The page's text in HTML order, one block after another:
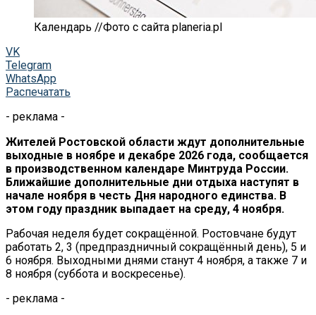
Календарь //Фото с сайта planeria.pl
VK
Telegram
WhatsApp
Распечатать
- реклама -
Жителей Ростовской области ждут дополнительные
выходные в ноябре и декабре 2026 года, сообщается
в производственном календаре Минтруда России.
Ближайшие дополнительные дни отдыха наступят в
начале ноября в честь Дня народного единства. В
этом году праздник выпадает на среду, 4 ноября.
Рабочая неделя будет сокращённой. Ростовчане будут
работать 2, 3 (предпраздничный сокращённый день), 5 и
6 ноября. Выходными днями станут 4 ноября, а также 7 и
8 ноября (суббота и воскресенье).
- реклама -